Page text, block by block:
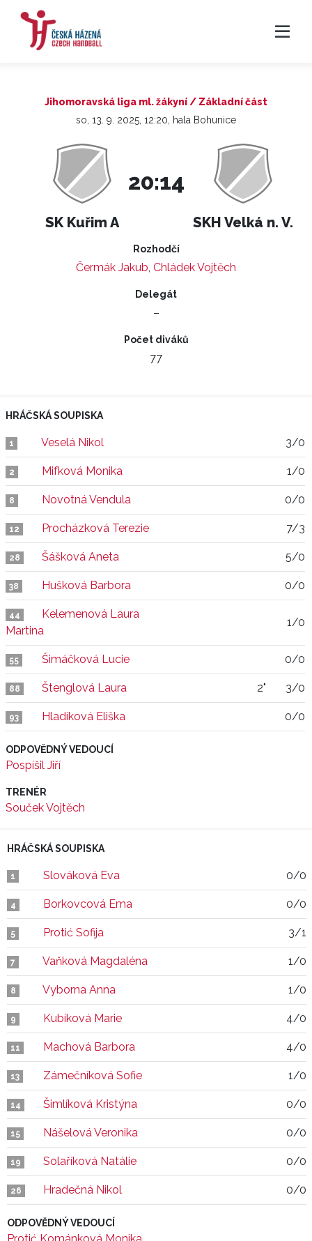
Jihomoravská liga ml. žákyní / Základní část
so, 13. 9. 2025, 12:20, hala Bohunice
SK Kuřim A
20:14
SKH Velká n. V.
Rozhodčí
Čermák Jakub, Chládek Vojtěch
Delegát
–
Počet diváků
77
HRÁČSKÁ SOUPISKA
1 Veselá Nikol 3/0
2 Mifková Monika 1/0
8 Novotná Vendula 0/0
12 Procházková Terezie 7/3
28 Šášková Aneta 5/0
38 Hušková Barbora 0/0
44
Kelemenová Laura
Martina
1/0
55 Šimáčková Lucie 0/0
88 Štenglová Laura 2" 3/0
93 Hladíková Eliška 0/0
ODPOVĚDNÝ VEDOUCÍ
Pospíšil Jiří
TRENÉR
Souček Vojtěch
HRÁČSKÁ SOUPISKA
1 Slováková Eva 0/0
4 Borkovcová Ema 0/0
5 Protić Sofija 3/1
7 Vaňková Magdaléna 1/0
8 Vyborna Anna 1/0
9 Kubíková Marie 4/0
11 Machová Barbora 4/0
13 Zámečníková Sofie 1/0
14 Šimlíková Kristýna 0/0
15 Nášelová Veronika 0/0
19 Solaříková Natálie 0/0
26 Hradečná Nikol 0/0
ODPOVĚDNÝ VEDOUCÍ